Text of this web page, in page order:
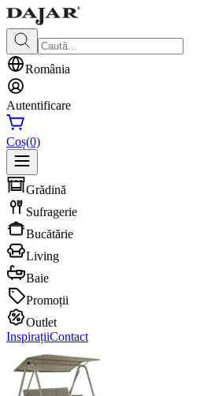
România
Autentificare
Coș(0)
Grădină
Sufragerie
Bucătărie
Living
Baie
Promoții
Outlet
InspirațiiContact